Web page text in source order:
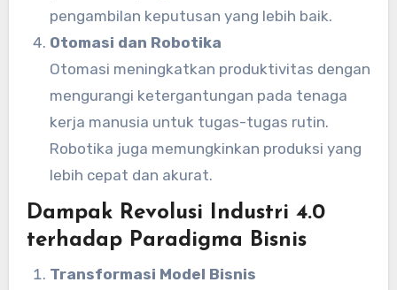
pengambilan keputusan yang lebih baik.
Otomasi dan Robotika
Otomasi meningkatkan produktivitas dengan
mengurangi ketergantungan pada tenaga
kerja manusia untuk tugas-tugas rutin.
Robotika juga memungkinkan produksi yang
lebih cepat dan akurat.
Dampak Revolusi Industri 4.0
terhadap Paradigma Bisnis
Transformasi Model Bisnis